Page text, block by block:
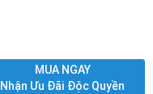
MUA NGAY
Nhận Ưu Đãi Độc Quyền